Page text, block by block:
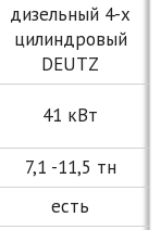
дизельный 4-х
цилиндровый
DEUTZ
41 кВт
7,1 -11,5 тн
есть